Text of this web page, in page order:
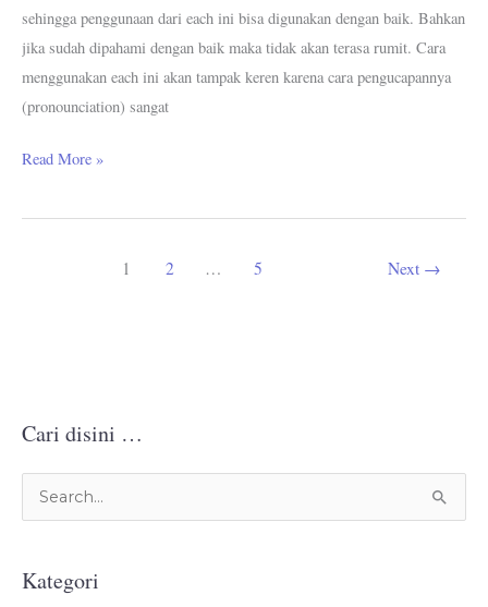
sehingga penggunaan dari each ini bisa digunakan dengan baik. Bahkan
jika sudah dipahami dengan baik maka tidak akan terasa rumit. Cara
menggunakan each ini akan tampak keren karena cara pengucapannya
(pronounciation) sangat
Read More »
1 2 … 5 Next →
Cari disini …
iKategori